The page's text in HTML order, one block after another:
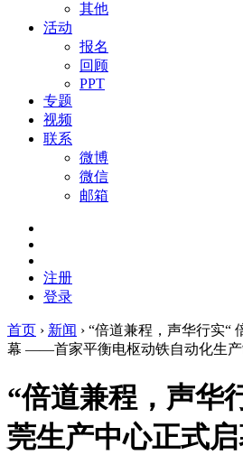
其他
活动
报名
回顾
PPT
专题
视频
联系
微博
微信
邮箱
注册
登录
首页 › 新闻 › “倍道兼程，声华行实“
幕 ——首家平衡电枢动铁自动化生
“倍道兼程，声华
莞生产中心正式